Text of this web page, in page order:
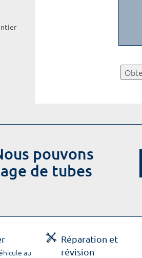
pouvons
de tubes
au
Réparation et
révision